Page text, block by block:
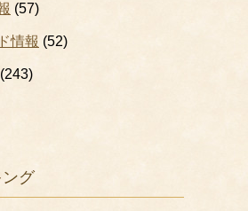
(57)
情報 (52)
(243)
グ